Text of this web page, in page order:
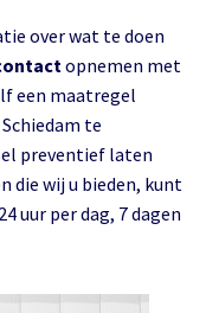
over wat te doen
opnemen met
een maatregel
te
preventief laten
die wij u bieden, kunt
uur per dag, 7 dagen